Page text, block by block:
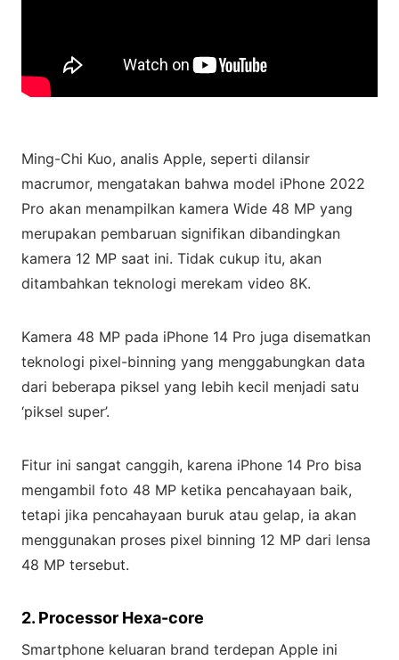
Ming-Chi Kuo, analis Apple, seperti dilansir
macrumor, mengatakan bahwa model iPhone 2022
Pro akan menampilkan kamera Wide 48 MP yang
merupakan pembaruan signifikan dibandingkan
kamera 12 MP saat ini. Tidak cukup itu, akan
ditambahkan teknologi merekam video 8K.
Kamera 48 MP pada iPhone 14 Pro juga disematkan
teknologi pixel-binning yang menggabungkan data
dari beberapa piksel yang lebih kecil menjadi satu
‘piksel super’.
Fitur ini sangat canggih, karena iPhone 14 Pro bisa
mengambil foto 48 MP ketika pencahayaan baik,
tetapi jika pencahayaan buruk atau gelap, ia akan
menggunakan proses pixel binning 12 MP dari lensa
48 MP tersebut.
2. Processor Hexa-core
Smartphone keluaran brand terdepan Apple ini